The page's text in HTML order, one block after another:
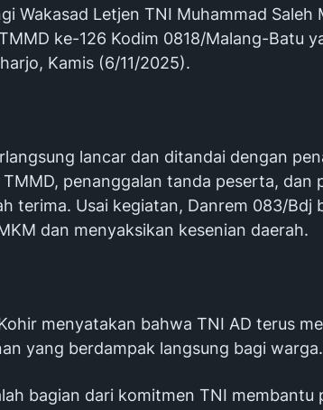
Wakasad Letjen TNI Muhammad Saleh
ke-126 Kodim 0818/Malang-Batu
Kamis (6/11/2025).
lancar dan ditandai dengan
penanggalan tanda peserta, dan
terima. Usai kegiatan, Danrem 083/Bdj
dan menyaksikan kesenian daerah.
menyatakan bahwa TNI AD terus
yang berdampak langsung bagi warga.
bagian dari komitmen TNI membantu